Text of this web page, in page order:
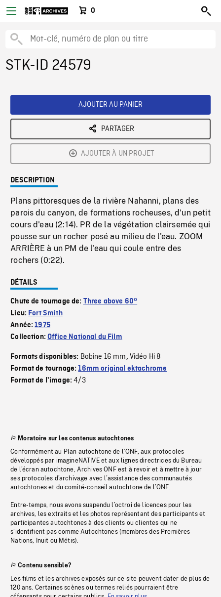
0
STK-ID 24579
AJOUTER AU PANIER
PARTAGER
AJOUTER À UN PROJET
DESCRIPTION
Plans pittoresques de la rivière Nahanni, plans des
parois du canyon, de formations rocheuses, d'un petit
cours d'eau (2:14). PR de la végétation clairsemée qui
pousse sur un rocher posé au milieu de l'eau. ZOOM
ARRIÈRE à un PM de l'eau qui coule entre des
rochers (0:22).
DÉTAILS
Chute de tournage de: Three above 60°
Lieu: Fort Smith
Année:1975
Collection:Office National du Film
Formats disponibles: Bobine 16 mm, Vidéo Hi 8
Format de tournage:16mm original ektachrome
Format de l'image:4/3
Moratoire sur les contenus autochtones
Conformément au Plan autochtone de l’ONF, aux protocoles
développés par imagineNATIVE et aux lignes directrices du Bureau
de l’écran autochtone, Archives ONF est à revoir et à mettre à jour
ses protocoles d’archivage avec l’assistance des communautés
autochtones et du comité-conseil autochtone de l’ONF.
Entre-temps, nous avons suspendu l’octroi de licences pour les
archives, les extraits et les photos représentant des participants et
participantes autochtones à des clients ou clientes qui ne
s’identifient pas comme Autochtones (membres des Premières
Nations, Inuit ou Métis).
Contenu sensible?
Les films et les archives exposés sur ce site peuvent dater de plus de
120 ans. Certaines scènes ou termes reliés pourraient être